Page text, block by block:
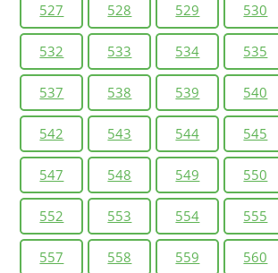
527 528 529 530
532 533 534 535
537 538 539 540
542 543 544 545
547 548 549 550
552 553 554 555
557 558 559 560